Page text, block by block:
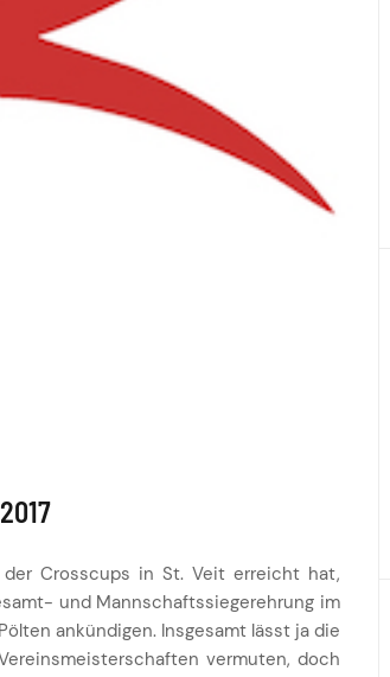
der Crosscups in St. Veit erreicht hat,
und Mannschaftssiegerehrung im
ankündigen. Insgesamt lässt ja die
vermuten, doch